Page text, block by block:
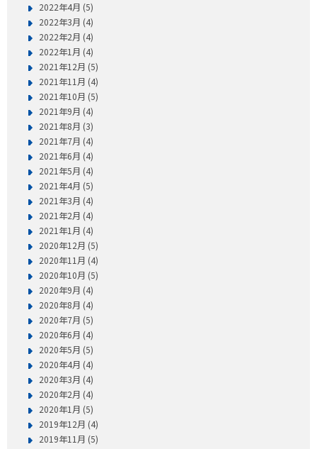
2022年4月 (5)
2022年3月 (4)
2022年2月 (4)
2022年1月 (4)
2021年12月 (5)
2021年11月 (4)
2021年10月 (5)
2021年9月 (4)
2021年8月 (3)
2021年7月 (4)
2021年6月 (4)
2021年5月 (4)
2021年4月 (5)
2021年3月 (4)
2021年2月 (4)
2021年1月 (4)
2020年12月 (5)
2020年11月 (4)
2020年10月 (5)
2020年9月 (4)
2020年8月 (4)
2020年7月 (5)
2020年6月 (4)
2020年5月 (5)
2020年4月 (4)
2020年3月 (4)
2020年2月 (4)
2020年1月 (5)
2019年12月 (4)
2019年11月 (5)